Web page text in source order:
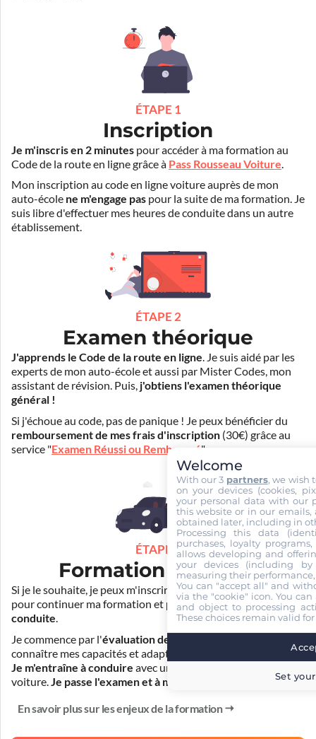
ÉTAPE 1
Inscription
Je m'inscris en 2 minutes pour accéder à ma formation au
Code de la route en ligne grâce à Pass Rousseau Voiture.
Mon inscription au code en ligne voiture auprès de mon
auto-école ne m'engage pas pour la suite de ma formation. Je
suis libre d'effectuer mes heures de conduite dans un autre
établissement.
ÉTAPE 2
Examen théorique
J'apprends le Code de la route en ligne. Je suis aidé par les
experts de mon auto-école et aussi par Mister Codes, mon
assistant de révision. Puis, j'obtiens l'examen théorique
général !
Si j'échoue au code, pas de panique ! Je peux bénéficier du
remboursement de mes frais d'inscription (30€) grâce au
service "Examen Réussi ou Remboursé".
ÉTAPE 3
Formation pratique
Si je le souhaite, je peux m'inscrire auprès de mon auto-école
pour continuer ma formation et prendre des cours de
conduite.
Je commence par l'évaluation de départ
connaître mes capacités et adapter la durée de ma formation.
Je m'entraîne à conduire avec un simulateur et/ou en
voiture.Je passe l'examen et à moi la liberté !
En savoir plus sur les enjeux de la formation
Welcome
With our 3 partners, we wish
on your devices (cookies,
your personal data with our
this website or in our emails,
obtained later, including in
Processing this data
purchases, loyalty
allows developing and
your devices (including
measuring their
You can "accept all" and
via the "cookie" icon. You
and object to processing
These choices remain valid
Set